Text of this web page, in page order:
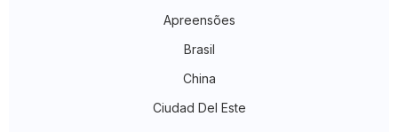
Apreensões
Brasil
China
Ciudad Del Este